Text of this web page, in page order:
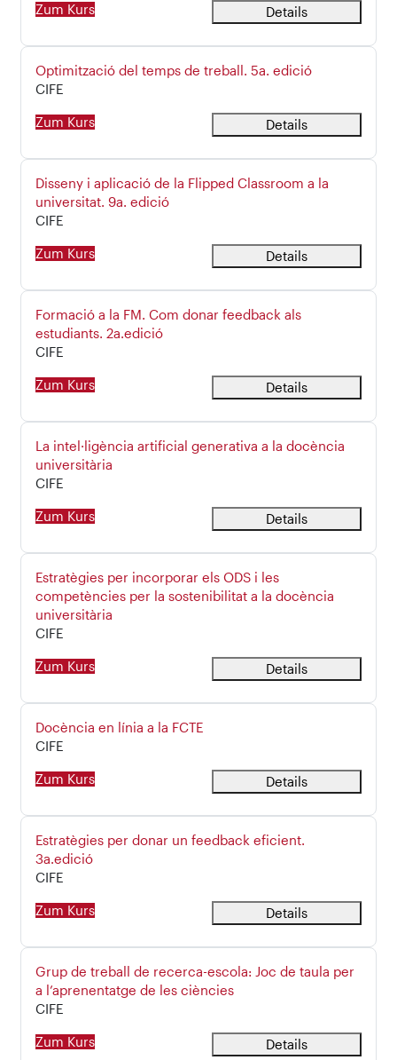
Zum Kurs Details
Kursname
Optimització del temps de treball. 5a. edició
Kursbereich
CIFE
Zum Kurs Details
Kursname
Disseny i aplicació de la Flipped Classroom a la
universitat. 9a. edició
Kursbereich
CIFE
Zum Kurs Details
Kursname
Formació a la FM. Com donar feedback als
estudiants. 2a.edició
Kursbereich
CIFE
Zum Kurs Details
Kursname
La intel·ligència artificial generativa a la docència
universitària
Kursbereich
CIFE
Zum Kurs Details
Kursname
Estratègies per incorporar els ODS i les
competències per la sostenibilitat a la docència
universitària
Kursbereich
CIFE
Zum Kurs Details
Kursname
Docència en línia a la FCTE
Kursbereich
CIFE
Zum Kurs Details
Kursname
Estratègies per donar un feedback eficient.
3a.edició
Kursbereich
CIFE
Zum Kurs Details
Kursname
Grup de treball de recerca-escola: Joc de taula per
a l’aprenentatge de les ciències
Kursbereich
CIFE
Zum Kurs Details